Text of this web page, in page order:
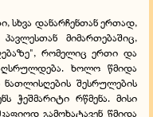
სხვა დანარჩენთან ერთად,
მიმართებაშიც,
რომელიც ერთი და
ხოლო წმიდა
შესრულების
ჭეშმარიტი რწმენა. მისი
გამოხატავენ წმიდა